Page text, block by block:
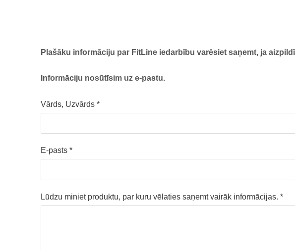
Plašāku informāciju par FitLine iedarbību varēsiet saņemt, ja
Informāciju nosūtīsim uz e-pastu.
Vārds, Uzvārds *
E-pasts *
Lūdzu miniet produktu, par kuru vēlaties saņemt vairāk informācijas. *